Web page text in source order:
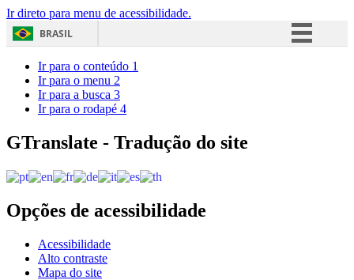
Ir direto para menu de acessibilidade.
BRASIL
Acesso à informação
Ir para o conteúdo 1
Ir para o menu 2
Ir para a busca 3
Ir para o rodapé 4
GTranslate - Tradução do site
Opções de acessibilidade
Acessibilidade
Alto contraste
Mapa do site